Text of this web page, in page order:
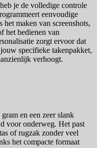
je de volledige controle
eenvoudige
maken van screenshots,
het bedienen van
zorgt ervoor dat
specifieke takenpakket,
verhoogt.
en een zeer slank
voor onderweg. Het past
of rugzak zonder veel
het compacte formaat